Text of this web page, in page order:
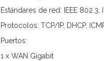
Estándares de red: IEEE 802.3,
Protocolos: TCP/IP, DHCP,
Puertos:
1 x WAN Gigabit